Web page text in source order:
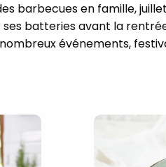
barbecues en famille,
batteries avant la
nombreux événements,